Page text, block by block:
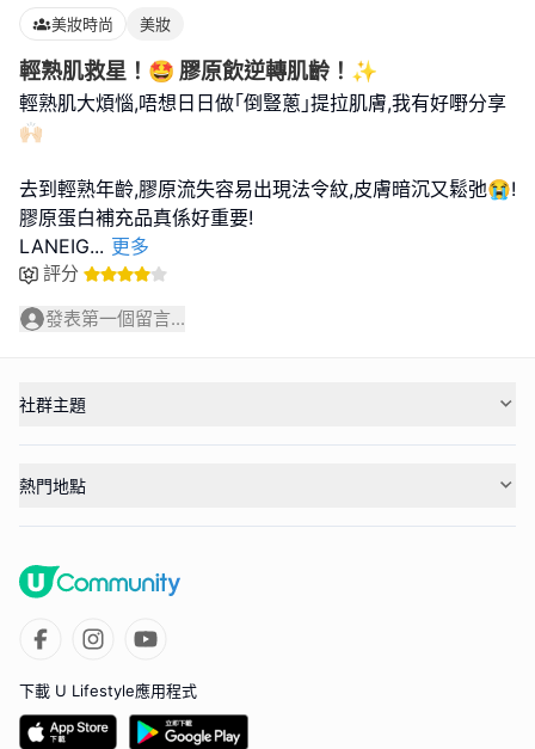
美妝時尚 美妝
輕熟肌救星！🤩 膠原飲逆轉肌齡！✨
輕熟肌大煩惱,唔想日日做｢倒豎蔥｣提拉肌膚,我有好嘢分享
🙌🏻
去到輕熟年齡,膠原流失容易出現法令紋,皮膚暗沉又鬆弛😭!
膠原蛋白補充品真係好重要!
LANEIG... 更多
評分
發表第一個留言...
社群主題
熱門地點
下載 U Lifestyle應用程式